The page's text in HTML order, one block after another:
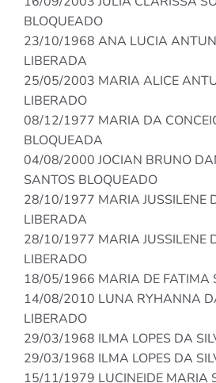
BLOQUEADO
23/10/1968 ANA LUCIA
LIBERADA
25/05/2003 MARIA ALICE
LIBERADO
08/12/1977 MARIA DA
BLOQUEADA
04/08/2000 JOCIAN BRUNO
SANTOS BLOQUEADO
28/10/1977 MARIA JUSSILENE
LIBERADA
28/10/1977 MARIA JUSSILENE
LIBERADO
18/05/1966 MARIA DE FATIMA
14/08/2010 LUNA RYHANNA
LIBERADO
29/03/1968 ILMA LOPES DA
29/03/1968 ILMA LOPES DA
15/11/1979 LUCINEIDE MARIA